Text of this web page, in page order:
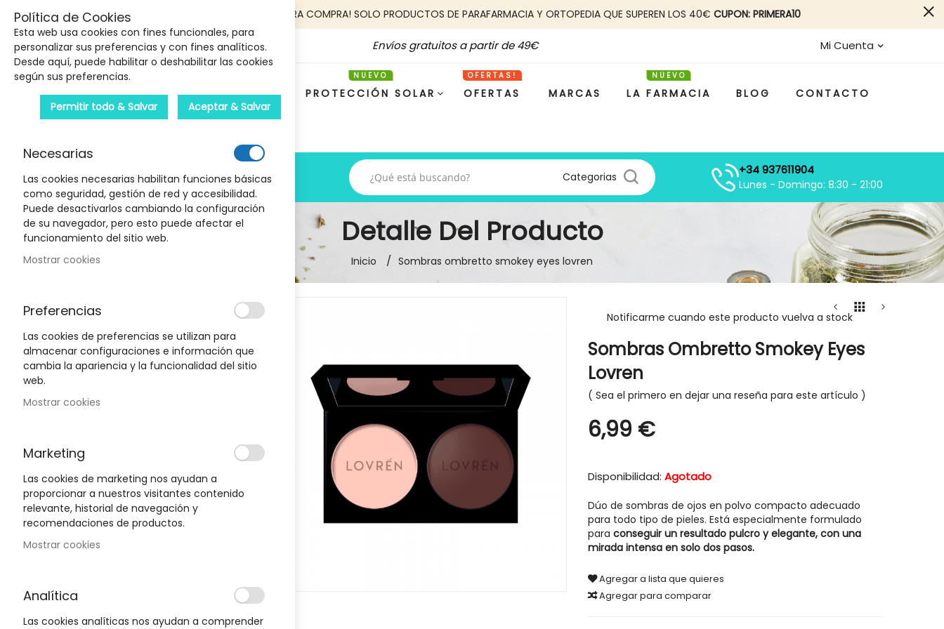
5€ DE DESCUENTO EN TU PRIMERA COMPRA! SOLO PRODUCTOS DE PARAFARMACIA Y ORTOPEDIA QUE SUPEREN LOS 40€ CUPON: PRIMERA10
Envíos gratuitos a partir de 49€ Mi Cuenta
PROTECCIÓN SOLAR OFERTAS MARCAS LA FARMACIA BLOG CONTACTO
PRODUCTOS Categorias +34 937611904
Lunes - Domingo: 8:30 - 21:00
Detalle Del Producto
Inicio Sombras ombretto smokey eyes lovren
Notificarme cuando este producto vuelva a stock
Sombras Ombretto Smokey Eyes
Lovren
Sea el primero en dejar una reseña para este artículo
6,99 €
Disponibilidad: Agotado
Dúo de sombras de ojos en polvo compacto adecuado
para todo tipo de pieles. Está especialmente formulado
para conseguir un resultado pulcro y elegante, con una
mirada intensa en solo dos pasos.
Agregar a lista que quieres
Agregar para comparar
Marcas
Oportunidad!
HIGIENE Y SALUD
-30%
Política de Cookies
Esta web usa cookies con fines funcionales, para
personalizar sus preferencias y con fines analíticos.
Desde aquí, puede habilitar o deshabilitar las cookies
según sus preferencias.
Permitir todo & Salvar Aceptar & Salvar
Necesarias
Las cookies necesarias habilitan funciones básicas
como seguridad, gestión de red y accesibilidad.
Puede desactivarlos cambiando la configuración
de su navegador, pero esto puede afectar el
funcionamiento del sitio web.
Mostrar cookies
Preferencias
Las cookies de preferencias se utilizan para
almacenar configuraciones e información que
cambia la apariencia y la funcionalidad del sitio
web.
Mostrar cookies
Marketing
Las cookies de marketing nos ayudan a
proporcionar a nuestros visitantes contenido
relevante, historial de navegación y
recomendaciones de productos.
Mostrar cookies
Analítica
Las cookies analíticas nos ayudan a comprender